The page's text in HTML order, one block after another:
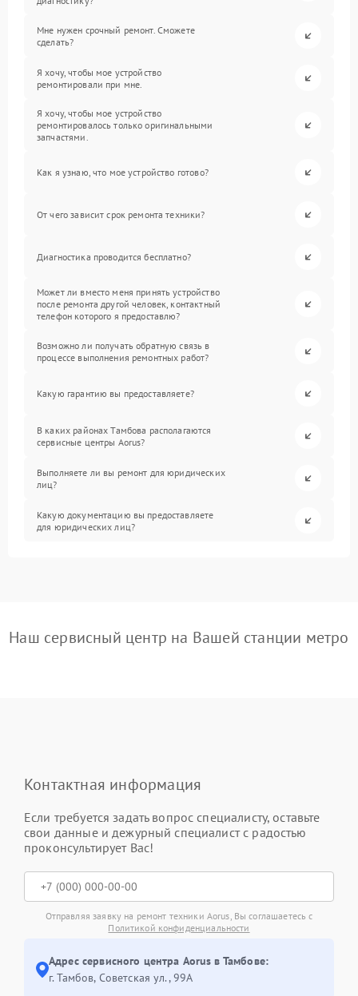
Мне нужен срочный ремонт. Сможете
сделать?
Я хочу, чтобы мое устройство
ремонтировали при мне.
Я хочу, чтобы мое устройство
ремонтировалось только оригинальными
запчастями.
Как я узнаю, что мое устройство готово?
От чего зависит срок ремонта техники?
Диагностика проводится бесплатно?
Может ли вместо меня принять устройство
после ремонта другой человек, контактный
телефон которого я предоставлю?
Возможно ли получать обратную связь в
процессе выполнения ремонтных работ?
Какую гарантию вы предоставляете?
В каких районах Тамбова располагаются
сервисные центры Aorus?
Выполняете ли вы ремонт для юридических
лиц?
Какую документацию вы предоставляете
для юридических лиц?
Наш сервисный центр на Вашей станции метро
Контактная информация
Если требуется задать вопрос специалисту, оставьте
свои данные и дежурный специалист с радостью
проконсультирует Вас!
Отправляя заявку на ремонт техники Aorus, Вы соглашаетесь с
Политикой конфиденциальности
Адрес сервисного центра Aorus в Тамбове:
г. Тамбов, Советская ул., 99А